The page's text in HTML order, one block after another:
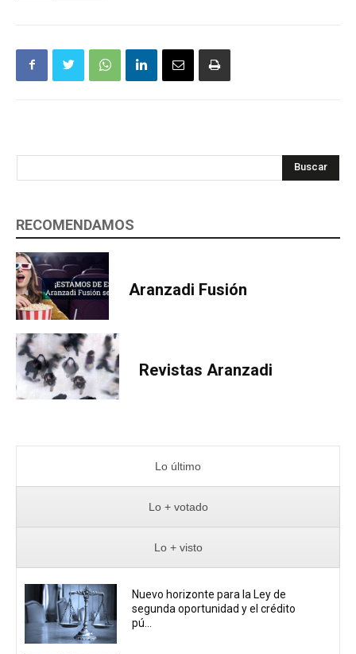
Buscar
RECOMENDAMOS
Aranzadi Fusión
Revistas Aranzadi
Lo último
Lo + votado
Lo + visto
Nuevo horizonte para la Ley de
segunda oportunidad y el crédito
pú...